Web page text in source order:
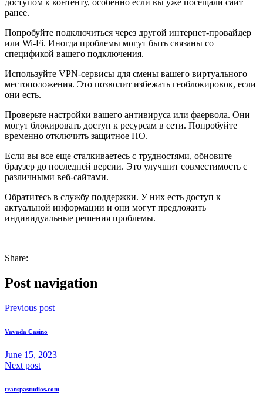
доступом к контенту, особенно если вы уже посещали сайт
ранее.
Попробуйте подключиться через другой интернет-провайдер
или Wi-Fi. Иногда проблемы могут быть связаны со
спецификой вашего подключения.
Используйте VPN-сервисы для смены вашего виртуального
местоположения. Это позволит избежать геоблокировок, если
они есть.
Проверьте настройки вашего антивируса или фаервола. Они
могут блокировать доступ к ресурсам в сети. Попробуйте
временно отключить защитное ПО.
Если вы все еще сталкиваетесь с трудностями, обновите
браузер до последней версии. Это улучшит совместимость с
различными веб-сайтами.
Обратитесь в службу поддержки. У них есть доступ к
актуальной информации и они могут предложить
индивидуальные решения проблемы.
Share:
Post navigation
Previous post
Vavada Casino
June 15, 2023
Next post
transpastudios.com